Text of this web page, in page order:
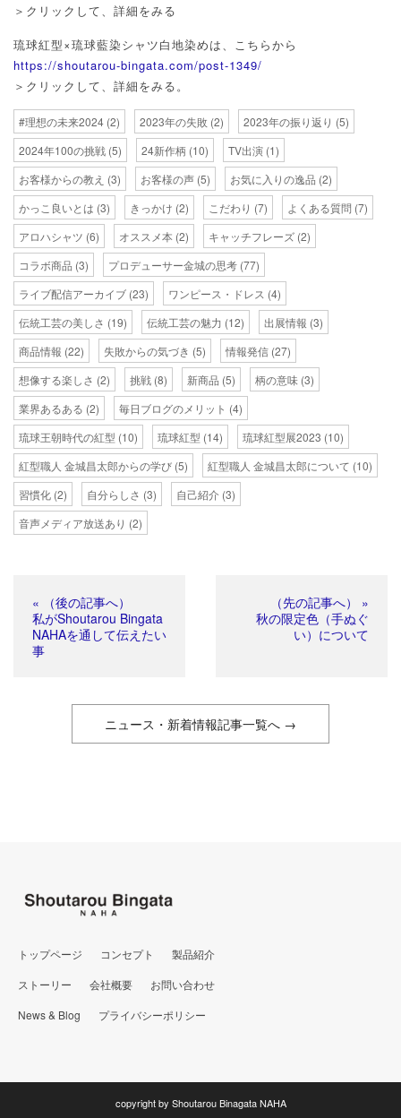
＞クリックして、詳細をみる
琉球紅型×琉球藍染シャツ白地染めは、こちらから
https://shoutarou-bingata.com/post-1349/
＞クリックして、詳細をみる。
#理想の未来2024 (2) 2023年の失敗 (2) 2023年の振り返り (5)
2024年100の挑戦 (5) 24新作柄 (10) TV出演 (1)
お客様からの教え (3) お客様の声 (5) お気に入りの逸品 (2)
かっこ良いとは (3) きっかけ (2) こだわり (7) よくある質問 (7)
アロハシャツ (6) オススメ本 (2) キャッチフレーズ (2)
コラボ商品 (3) プロデューサー金城の思考 (77)
ライブ配信アーカイブ (23) ワンピース・ドレス (4)
伝統工芸の美しさ (19) 伝統工芸の魅力 (12) 出展情報 (3)
商品情報 (22) 失敗からの気づき (5) 情報発信 (27)
想像する楽しさ (2) 挑戦 (8) 新商品 (5) 柄の意味 (3)
業界あるある (2) 毎日ブログのメリット (4)
琉球王朝時代の紅型 (10) 琉球紅型 (14) 琉球紅型展2023 (10)
紅型職人 金城昌太郎からの学び (5) 紅型職人 金城昌太郎について (10)
習慣化 (2) 自分らしさ (3) 自己紹介 (3)
音声メディア放送あり (2)
« （後の記事へ）
私がShoutarou Bingata
NAHAを通して伝えたい
事
（先の記事へ） »
秋の限定色（手ぬぐ
い）について
ニュース・新着情報記事一覧へ →
トップページ コンセプト
製品紹介
ストーリー
会社概要
お問い合わせ
News & Blog
プライバシーポリシー
copyright by Shoutarou Binagata NAHA